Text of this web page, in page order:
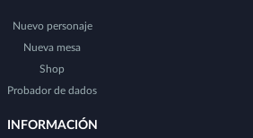
Nuevo personaje
Nueva mesa
Shop
Probador de dados
INFORMACIÓN